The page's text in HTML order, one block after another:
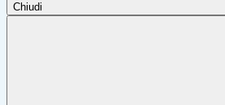
Chiudi